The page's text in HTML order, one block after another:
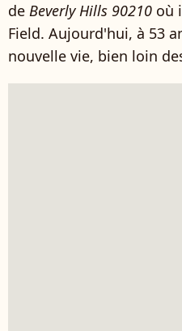
de Beverly Hills 90210 où
Field. Aujourd'hui, à 53
nouvelle vie, bien loin